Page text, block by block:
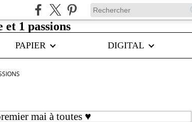
PAPIER DIGITAL
mai à toutes ♥